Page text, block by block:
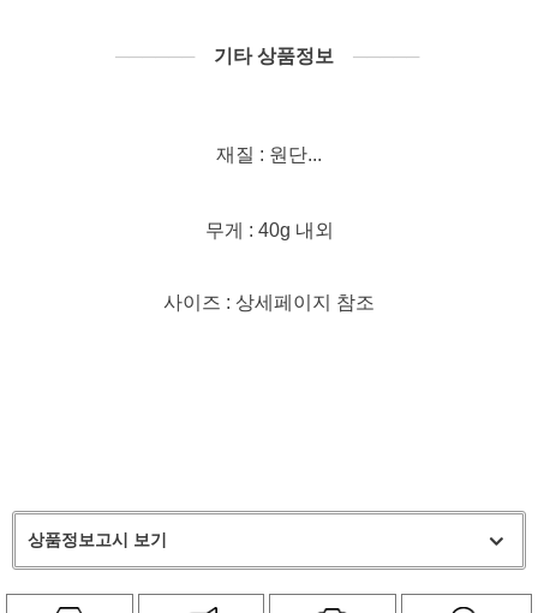
────── 기타 상품정보 ─────
재질 : 원단...
무게 : 40g 내외
사이즈 : 상세페이지 참조
상품정보고시 보기